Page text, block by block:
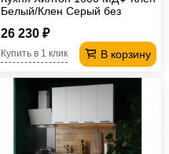
Белый/Клен Серый без
26 230 ₽
В корзину
Купить в 1 клик